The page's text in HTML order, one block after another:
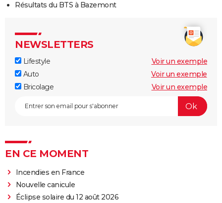
Résultats du BTS à Bazemont
NEWSLETTERS
Lifestyle
Voir un exemple
Auto
Voir un exemple
Bricolage
Voir un exemple
EN CE MOMENT
Incendies en France
Nouvelle canicule
Éclipse solaire du 12 août 2026